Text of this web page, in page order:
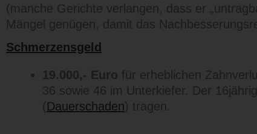
(manche Gerichte verlangen, dass er
Mängel genügen, damit das
Schmerzensgeld
19.000,- Euro für erheblichen
36 sowie 46 im Unterkiefer. Der
(Dauerschaden) tragen.